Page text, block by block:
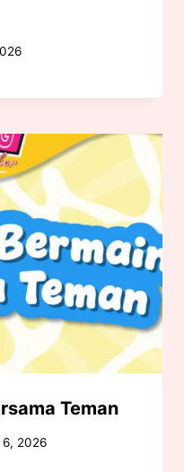
Teman
6, 2026